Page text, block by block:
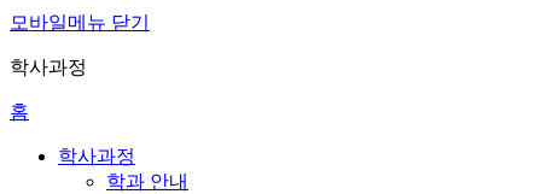
모바일메뉴 닫기
학사과정
홈
학사과정
학과 안내